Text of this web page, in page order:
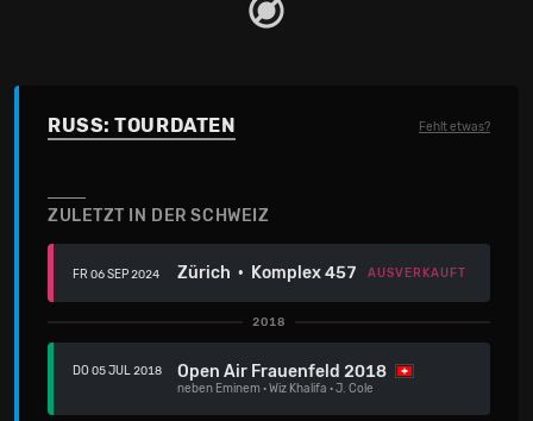
RUSS: TOURDATEN Fehlt etwas?
ZULETZT IN DER SCHWEIZ
FR 06 SEP 2024 Zürich · Komplex 457 AUSVERKAUFT
2018
DO 05 JUL 2018 Open Air Frauenfeld 2018
neben Eminem ·Wiz Khalifa ·J. Cole